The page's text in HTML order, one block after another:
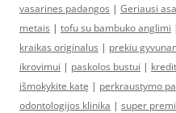
vasarines padangos | Geriausi
metais | tofu su bambuko anglimi
kraikas originalus | prekiu
ikrovimui | paskolos bustui |
išmokykite katę | perkraustymo
odontologijos klinika | super